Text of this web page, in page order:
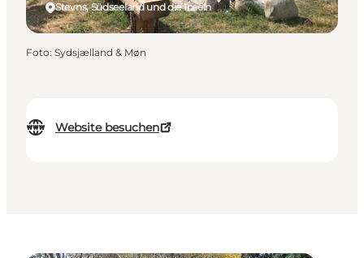
Website besuchen
Stevns, Südseeland und die Inseln
Foto: Sydsjælland & Møn